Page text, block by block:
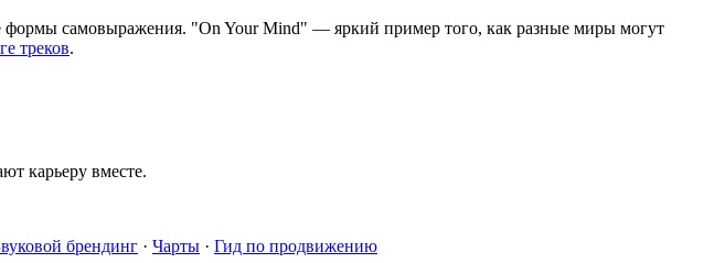
самовыражения. "On Your Mind" — яркий пример того, как разные миры могут
треков.
карьеру вместе.
брендинг · Чарты · Гид по продвижению